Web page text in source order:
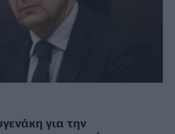
για την